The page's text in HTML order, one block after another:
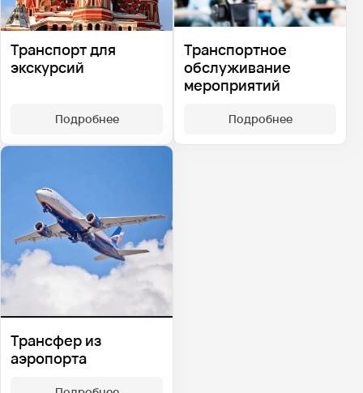
Транспорт для
экскурсий
Подробнее
Транспортное
обслуживание
мероприятий
Подробнее
Трансфер из
аэропорта